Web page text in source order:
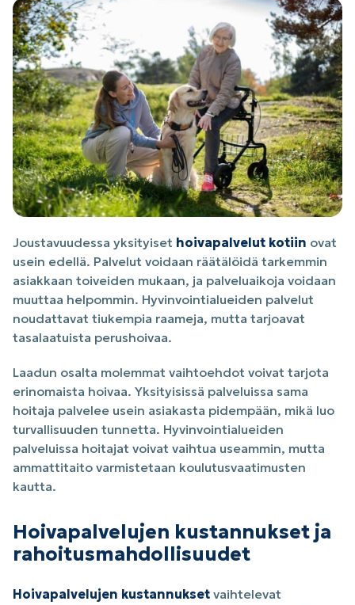
Joustavuudessa yksityiset hoivapalvelut kotiin ovat
usein edellä. Palvelut voidaan räätälöidä tarkemmin
asiakkaan toiveiden mukaan, ja palveluaikoja voidaan
muuttaa helpommin. Hyvinvointialueiden palvelut
noudattavat tiukempia raameja, mutta tarjoavat
tasalaatuista perushoivaa.
Laadun osalta molemmat vaihtoehdot voivat tarjota
erinomaista hoivaa. Yksityisissä palveluissa sama
hoitaja palvelee usein asiakasta pidempään, mikä luo
turvallisuuden tunnetta. Hyvinvointialueiden
palveluissa hoitajat voivat vaihtua useammin, mutta
ammattitaito varmistetaan koulutusvaatimusten
kautta.
Hoivapalvelujen kustannukset ja
rahoitusmahdollisuudet
Hoivapalvelujen kustannukset vaihtelevat